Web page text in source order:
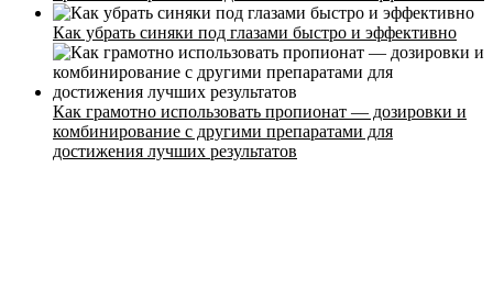
Как убрать синяки под глазами быстро и эффективно
Как грамотно использовать пропионат — дозировки и
комбинирование с другими препаратами для
достижения лучших результатов
Контакты